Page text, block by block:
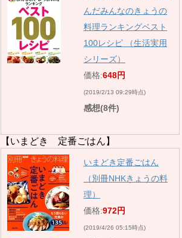
んだみんなのきょうの
料理ランキングベスト
100レシピ （生活実用
シリーズ）
価格:648円
(2019/2/13 09:29時点)
感想(8件)
【いまどき 定番ごはん】
いまどき定番ごはん
（別冊NHKきょうの料
理）
価格:972円
(2019/4/26 05:15時点)